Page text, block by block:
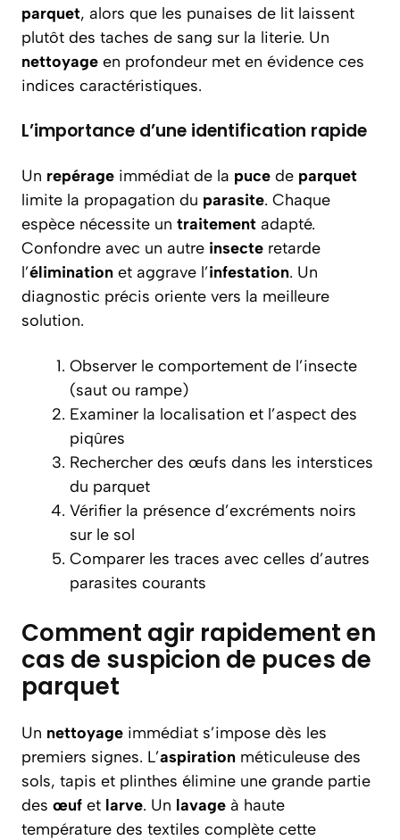
parquet, alors que les punaises de lit laissent
plutôt des taches de sang sur la literie. Un
nettoyage en profondeur met en évidence ces
indices caractéristiques.
L’importance d’une identification rapide
Un repérage immédiat de la puce de parquet
limite la propagation du parasite. Chaque
espèce nécessite un traitement adapté.
Confondre avec un autre insecte retarde
l’élimination et aggrave l’infestation. Un
diagnostic précis oriente vers la meilleure
solution.
Observer le comportement de l’insecte
(saut ou rampe)
Examiner la localisation et l’aspect des
piqûres
Rechercher des œufs dans les interstices
du parquet
Vérifier la présence d’excréments noirs
sur le sol
Comparer les traces avec celles d’autres
parasites courants
Comment agir rapidement en
cas de suspicion de puces de
parquet
Un nettoyage immédiat s’impose dès les
premiers signes. L’aspiration méticuleuse des
sols, tapis et plinthes élimine une grande partie
des œuf et larve. Un lavage à haute
température des textiles complète cette